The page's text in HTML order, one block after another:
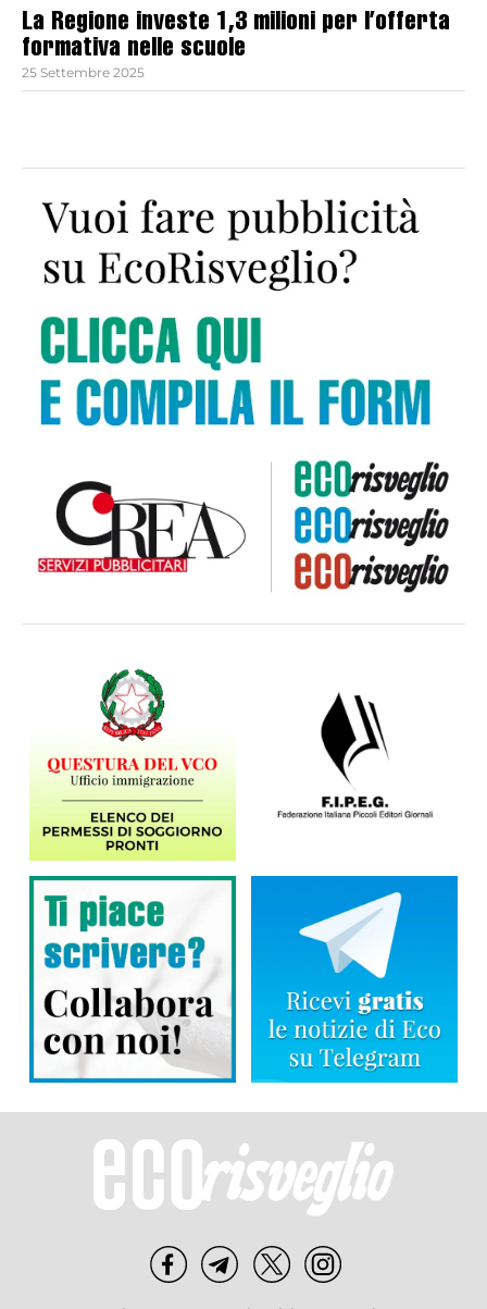
La Regione investe 1,3 milioni per l’offerta
formativa nelle scuole
25 Settembre 2025